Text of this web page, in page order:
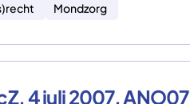
Mondzorg
4 juli 2007,